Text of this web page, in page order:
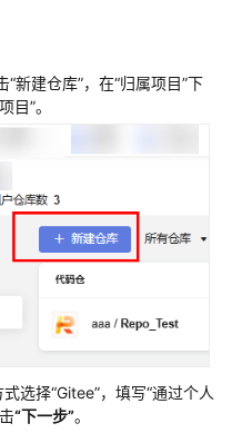
“新建仓库”，在“归属项目”下
目”。
式选择“Gitee”，填写“通过个人
“下一步”。